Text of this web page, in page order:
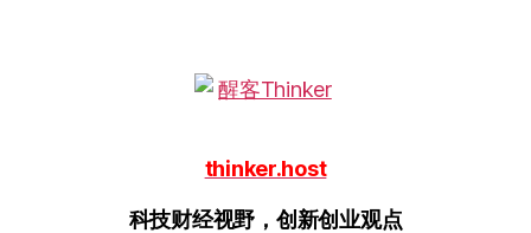
thinker.host
科技财经视野，创新创业观点